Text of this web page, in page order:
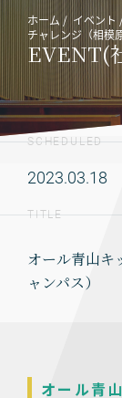
ホーム イベント
チャレンジ（相模
EVENT(
SCHEDULED
2023.03.18
TITLE
オール青山キ
ャンパス）
オール青